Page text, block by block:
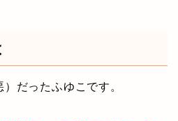
だったふゆこです。